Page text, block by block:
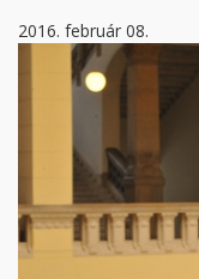
2016. február 08.